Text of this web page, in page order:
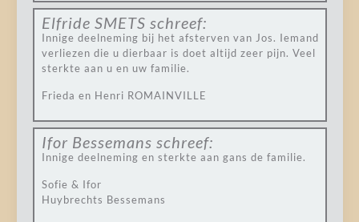
Elfride SMETS schreef:
Innige deelneming bij het afsterven van Jos. Iemand
verliezen die u dierbaar is doet altijd zeer pijn. Veel
sterkte aan u en uw familie.
Frieda en Henri ROMAINVILLE
Ifor Bessemans schreef:
Innige deelneming en sterkte aan gans de familie.
Sofie & Ifor
Huybrechts Bessemans